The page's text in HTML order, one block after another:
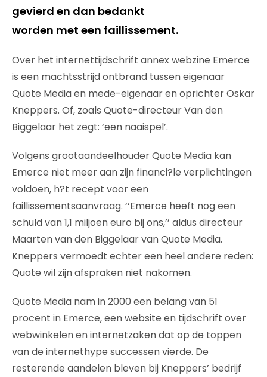
gevierd en dan bedankt
worden met een faillissement.
Over het internettijdschrift annex webzine Emerce
is een machtsstrijd ontbrand tussen eigenaar
Quote Media en mede-eigenaar en oprichter Oskar
Kneppers. Of, zoals Quote-directeur Van den
Biggelaar het zegt: ‘een naaispel’.
Volgens grootaandeelhouder Quote Media kan
Emerce niet meer aan zijn financi?le verplichtingen
voldoen, h?t recept voor een
faillissementsaanvraag. ‘‘Emerce heeft nog een
schuld van 1,1 miljoen euro bij ons,’’ aldus directeur
Maarten van den Biggelaar van Quote Media.
Kneppers vermoedt echter een heel andere reden:
Quote wil zijn afspraken niet nakomen.
Quote Media nam in 2000 een belang van 51
procent in Emerce, een website en tijdschrift over
webwinkelen en internetzaken dat op de toppen
van de internethype successen vierde. De
resterende aandelen bleven bij Kneppers’ bedrijf